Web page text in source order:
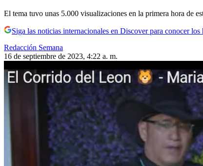
El tema tuvo unas 5.000 visualizaciones en la primera hora de
Siga las noticias internacionales en Discover para conocer
Redacción Semana
16 de septiembre de 2023, 4:22 a. m.